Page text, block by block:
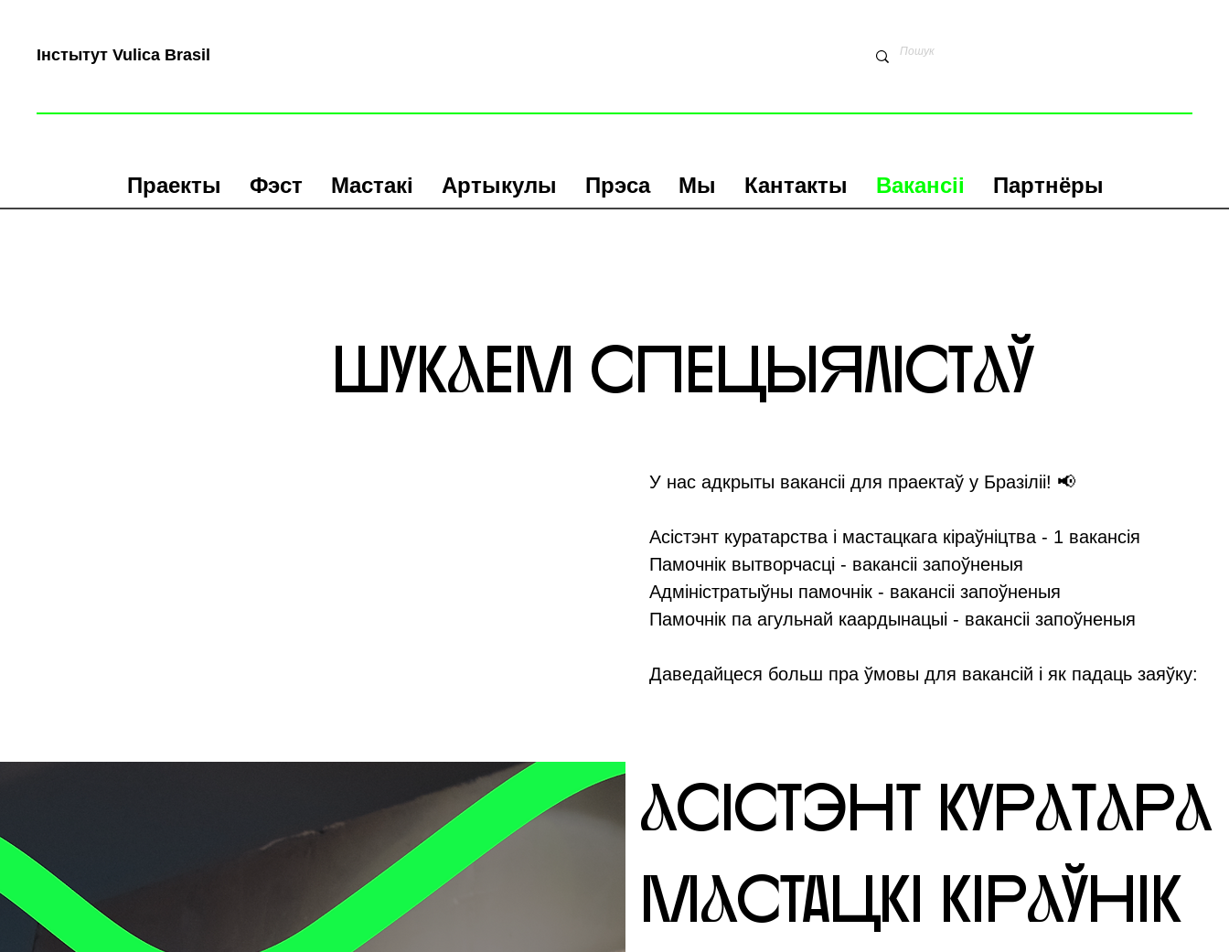
Інстытут Vulica Brasil
Праекты Фэст Мастакі Артыкулы Прэса Мы Кантакты Вакансіі Партнёры
ШУКaЕМ СПЕЦЫЯЛІСТaЎ
У нас адкрыты вакансіі для праектаў у Бразіліі! 📢
Асістэнт куратарства і мастацкага кіраўніцтва - 1 вакансія
Памочнік вытворчасці - вакансіі запоўненыя
Адміністратыўны памочнік - вакансіі запоўненыя
Памочнік па агульнай каардынацыі - вакансіі запоўненыя
Даведайцеся больш пра ўмовы для вакансій і як падаць заяўку:
aСІСТЭНТ КУРaТaРa
МaСТАЦКІ КІРaЎНІК